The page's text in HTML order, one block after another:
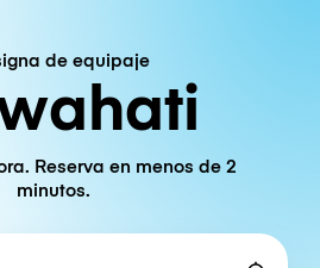
de equipaje
Reserva en menos de 2
minutos.